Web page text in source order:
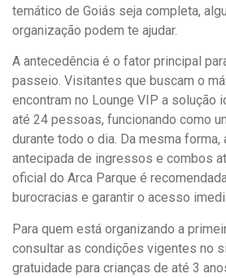
temático de Goiás seja completa,
organização podem te ajudar.
A antecedência é o fator principal
passeio. Visitantes que buscam o
encontram no Lounge VIP a solução
até 24 pessoas, funcionando como
durante todo o dia. Da mesma forma,
antecipada de ingressos e combos
oficial do Arca Parque é
burocracias e garantir o acesso
Para quem está organizando a
consultar as condições vigentes no
gratuidade para crianças de até 3